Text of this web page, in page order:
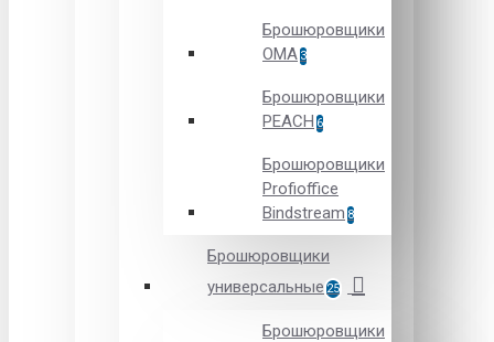
Брошюровщики
OMA 3
Брошюровщики
PEACH 6
Брошюровщики
Profioffice
Bindstream 8
Брошюровщики
универсальные 25
Брошюровщики